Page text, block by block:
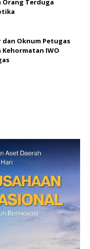
Orang Terduga
dan Oknum Petugas
Kehormatan IWO